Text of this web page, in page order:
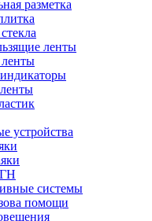
разметка
ленты
устройства
системы
помощи